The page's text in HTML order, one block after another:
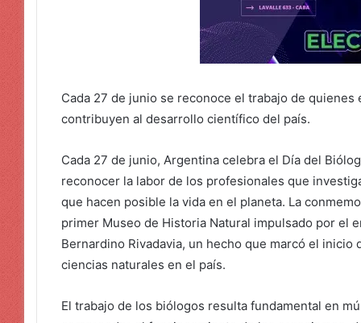
Cada 27 de junio se reconoce el trabajo de
contribuyen al desarrollo científico del país.
Cada 27 de junio, Argentina celebra el Día del
reconocer la labor de los profesionales que
que hacen posible la vida en el planeta. La
primer Museo de Historia Natural impulsado por el
Bernardino Rivadavia, un hecho que marcó el
ciencias naturales en el país.
El trabajo de los biólogos resulta fundamental en